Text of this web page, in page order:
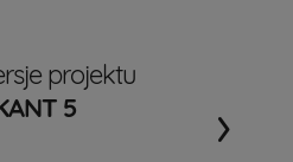
projektu
5
›